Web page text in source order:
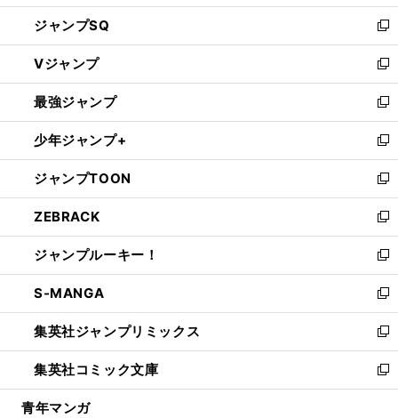
し
い
ウ
ィ
ン
ド
ウ
で
開
く
ジャンプSQ
新
し
い
ウ
ィ
ン
ド
ウ
で
開
く
Vジャンプ
新
し
い
ウ
ィ
ン
ド
ウ
で
開
く
最強ジャンプ
新
し
い
ウ
ィ
ン
ド
ウ
で
開
く
少年ジャンプ+
新
し
い
ウ
ィ
ン
ド
ウ
で
開
く
ジャンプTOON
新
し
い
ウ
ィ
ン
ド
ウ
で
開
く
ZEBRACK
新
し
い
ウ
ィ
ン
ド
ウ
で
開
ジャンプルーキー！
新
し
い
ウ
ィ
ン
ド
ウ
S-MANGA
新
し
い
ウ
ィ
ン
集英社ジャンプリミックス
新
し
い
ウ
集英社コミック文庫
新
し
青年マンガ